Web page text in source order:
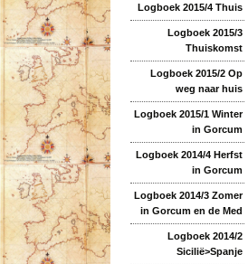
Logboek 2015/4 Thuis
Logboek 2015/3
Thuiskomst
Logboek 2015/2 Op
weg naar huis
Logboek 2015/1 Winter
in Gorcum
Logboek 2014/4 Herfst
in Gorcum
Logboek 2014/3 Zomer
in Gorcum en de Med
Logboek 2014/2
Sicilië>Spanje